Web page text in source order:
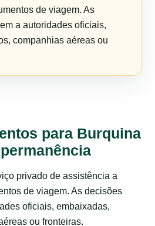
de viagem. As
a autoridades oficiais,
companhias aéreas ou
para Burquina
privado de assistência a
de viagem. As decisões
oficiais, embaixadas,
ou fronteiras.